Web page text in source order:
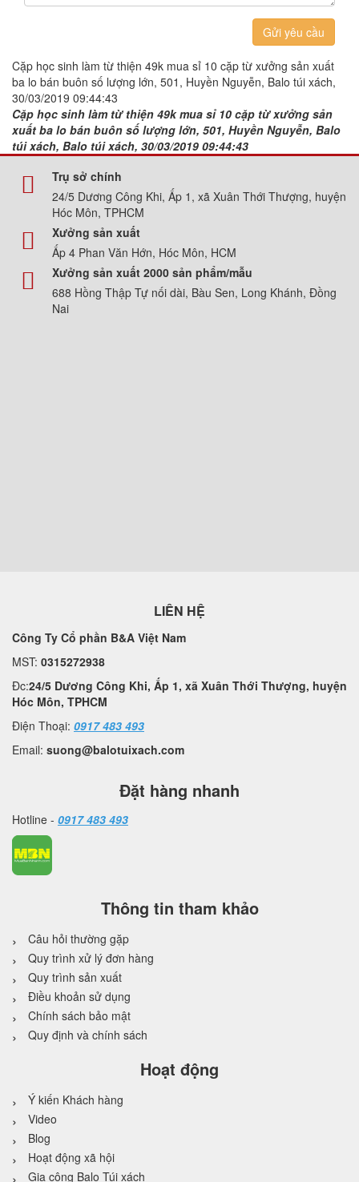
Gửi yêu cầu
Cặp học sinh làm từ thiện 49k mua sỉ 10 cặp từ xưởng sản xuất
ba lo bán buôn số lượng lớn, 501, Huyền Nguyễn, Balo túi xách,
30/03/2019 09:44:43
Cặp học sinh làm từ thiện 49k mua sỉ 10 cặp từ xưởng sản
xuất ba lo bán buôn số lượng lớn, 501, Huyền Nguyễn, Balo
túi xách, Balo túi xách, 30/03/2019 09:44:43
Trụ sở chính
24/5 Dương Công Khi, Ấp 1, xã Xuân Thới Thượng, huyện
Hóc Môn, TPHCM
Xưởng sản xuất
Ấp 4 Phan Văn Hớn, Hóc Môn, HCM
Xưởng sản xuất 2000 sản phẩm/mẫu
688 Hồng Thập Tự nối dài, Bàu Sen, Long Khánh, Đồng
Nai
LIÊN HỆ
Công Ty Cổ phần B&A Việt Nam
MST: 0315272938
Đc:24/5 Dương Công Khi, Ấp 1, xã Xuân Thới Thượng, huyện
Hóc Môn, TPHCM
Điện Thoại: 0917 483 493
Email: suong@balotuixach.com
Đặt hàng nhanh
Hotline - 0917 483 493
Thông tin tham khảo
Câu hỏi thường gặp
Quy trình xử lý đơn hàng
Quy trình sản xuất
Điều khoản sử dụng
Chính sách bảo mật
Quy định và chính sách
Hoạt động
Ý kiến Khách hàng
Video
Blog
Hoạt động xã hội
Gia công Balo Túi xách